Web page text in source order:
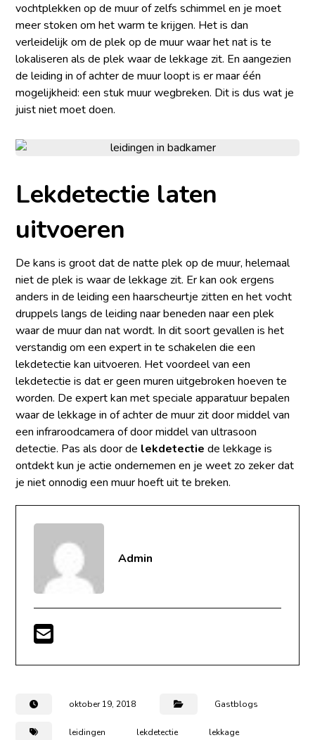
vochtplekken op de muur of zelfs schimmel en je moet
meer stoken om het warm te krijgen. Het is dan
verleidelijk om de plek op de muur waar het nat is te
lokaliseren als de plek waar de lekkage zit. En aangezien
de leiding in of achter de muur loopt is er maar één
mogelijkheid: een stuk muur wegbreken. Dit is dus wat je
juist niet moet doen.
Lekdetectie laten
uitvoeren
De kans is groot dat de natte plek op de muur, helemaal
niet de plek is waar de lekkage zit. Er kan ook ergens
anders in de leiding een haarscheurtje zitten en het vocht
druppels langs de leiding naar beneden naar een plek
waar de muur dan nat wordt. In dit soort gevallen is het
verstandig om een expert in te schakelen die een
lekdetectie kan uitvoeren. Het voordeel van een
lekdetectie is dat er geen muren uitgebroken hoeven te
worden. De expert kan met speciale apparatuur bepalen
waar de lekkage in of achter de muur zit door middel van
een infraroodcamera of door middel van ultrasoon
detectie. Pas als door de lekdetectie de lekkage is
ontdekt kun je actie ondernemen en je weet zo zeker dat
je niet onnodig een muur hoeft uit te breken.
Admin
oktober 19, 2018 Gastblogs
leidingen lekdetectie lekkage